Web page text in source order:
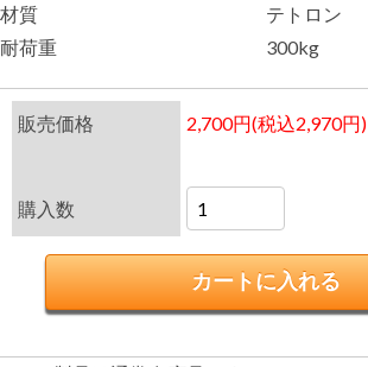
材質
テトロン
耐荷重
300kg
販売価格 2,700円(税込2,970円)
購入数